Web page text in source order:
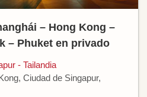
– Hong Kong –
– Phuket en privado
- Tailandia
Ciudad de Singapur,